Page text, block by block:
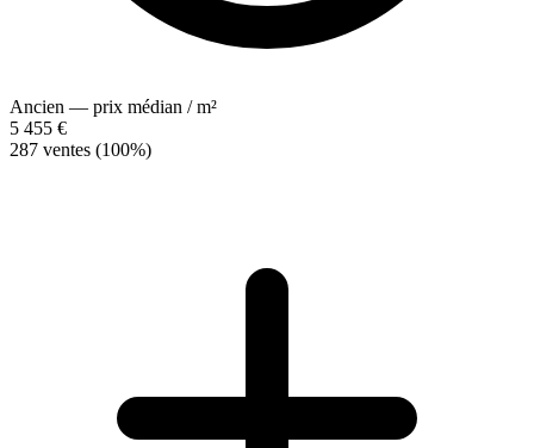
Ancien — prix médian / m²
5 455 €
287 ventes (100%)